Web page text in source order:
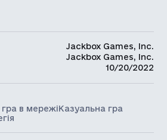
Jackbox Games, Inc.
Jackbox Games, Inc.
10/20/2022
гра в мережіКазуальна гра